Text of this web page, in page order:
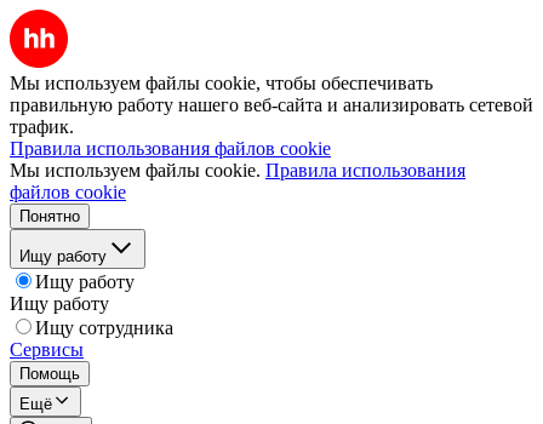
Мы используем файлы cookie, чтобы обеспечивать
правильную работу нашего веб-сайта и анализировать сетевой
трафик.
Правила использования файлов cookie
Мы используем файлы cookie. Правила использования
файлов cookie
Понятно
Ищу работу
Ищу работу
Ищу работу
Ищу сотрудника
Сервисы
Помощь
Ещё